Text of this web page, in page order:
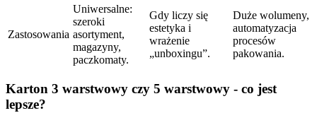
Zastosowania
Uniwersalne:
szeroki
asortyment,
magazyny,
paczkomaty.
Gdy liczy się
estetyka i
wrażenie
„unboxingu”.
Duże wolumeny,
automatyzacja
procesów
pakowania.
Karton 3 warstwowy czy 5 warstwowy - co jest
lepsze?